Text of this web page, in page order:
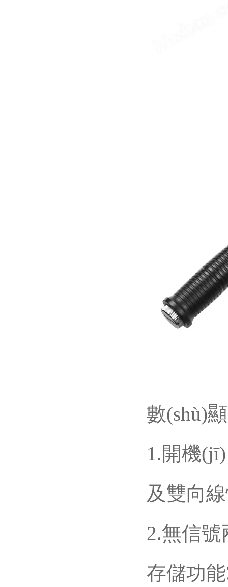
數(shù)
1.開機
及雙向線
2.無信
存儲功